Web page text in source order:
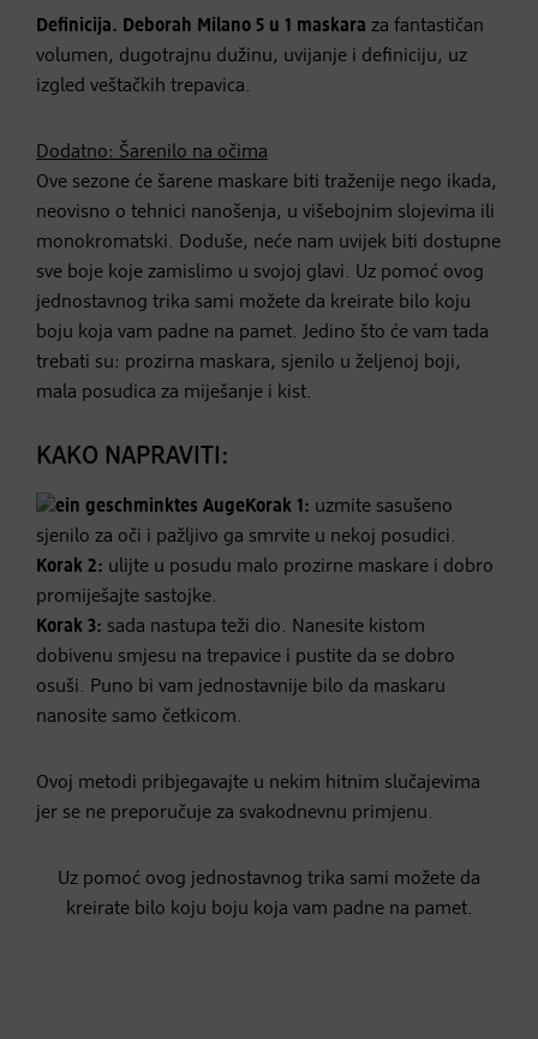
Definicija. Deborah Milano 5 u 1 maskara za fantastičan
volumen, dugotrajnu dužinu, uvijanje i definiciju, uz
izgled veštačkih trepavica.
Dodatno: Šarenilo na očima
Ove sezone će šarene maskare biti traženije nego ikada,
neovisno o tehnici nanošenja, u višebojnim slojevima ili
monokromatski. Doduše, neće nam uvijek biti dostupne
sve boje koje zamislimo u svojoj glavi. Uz pomoć ovog
jednostavnog trika sami možete da kreirate bilo koju
boju koja vam padne na pamet. Jedino što će vam tada
trebati su: prozirna maskara, sjenilo u željenoj boji,
mala posudica za miješanje i kist.
KAKO NAPRAVITI:
Korak 1: uzmite sasušeno
sjenilo za oči i pažljivo ga smrvite u nekoj posudici.
Korak 2: ulijte u posudu malo prozirne maskare i dobro
promiješajte sastojke.
Korak 3: sada nastupa teži dio. Nanesite kistom
dobivenu smjesu na trepavice i pustite da se dobro
osuši. Puno bi vam jednostavnije bilo da maskaru
nanosite samo četkicom.
Ovoj metodi pribjegavajte u nekim hitnim slučajevima
jer se ne preporučuje za svakodnevnu primjenu.
Uz pomoć ovog jednostavnog trika sami možete da
kreirate bilo koju boju koja vam padne na pamet.